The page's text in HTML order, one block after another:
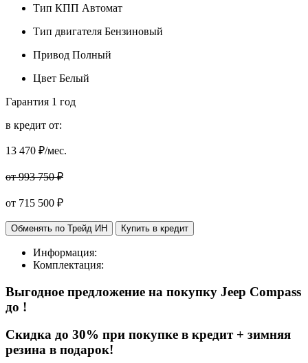
Тип КПП Автомат
Тип двигателя Бензиновый
Привод Полный
Цвет Белый
Гарантия 1 год
в кредит от:
13 470 ₽/мес.
от 993 750 ₽
от 715 500 ₽
Обменять по Трейд ИН Купить в кредит
Информация:
Комплектация:
Выгодное предложение на покупку Jeep Compass
до !
Cкидка до 30% при покупке в кредит + зимняя
резина в подарок!